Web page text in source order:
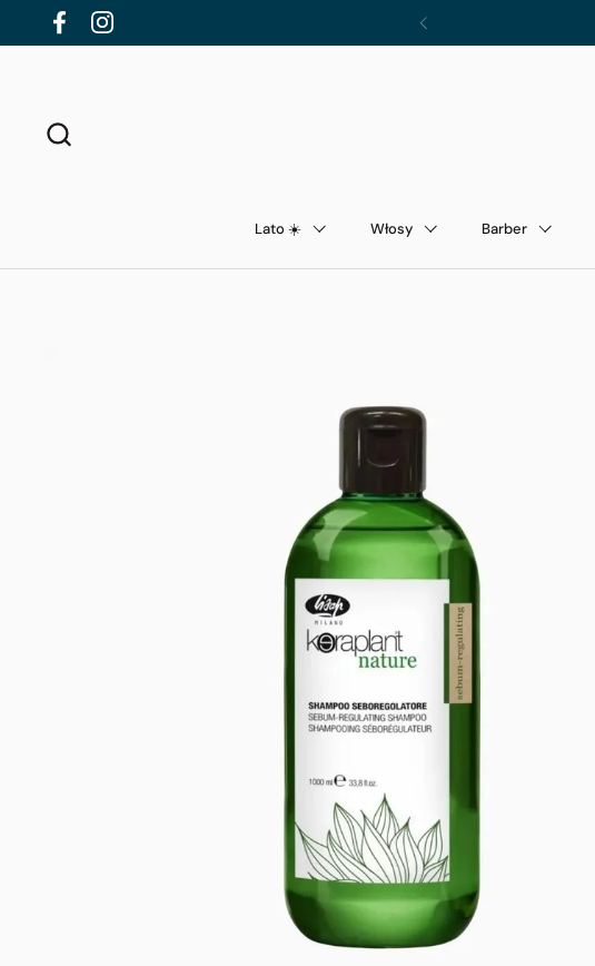
Przejdź do zawartości
FacebookInstagram Poprzednie
Lato ☀️ Włosy Barber